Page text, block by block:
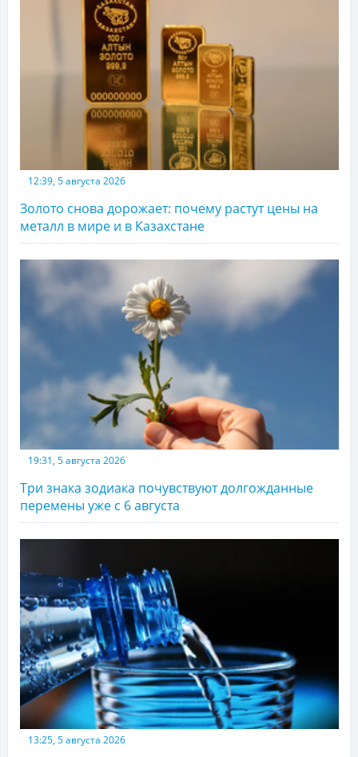
12:39, 5 августа 2026
Золото снова дорожает: почему растут цены на
металл в мире и в Казахстане
19:31, 5 августа 2026
Три знака зодиака почувствуют долгожданные
перемены уже с 6 августа
13:25, 5 августа 2026